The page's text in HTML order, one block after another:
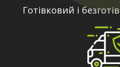
Готівковий і